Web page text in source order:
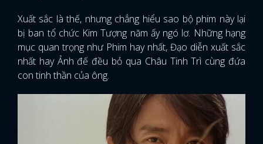
Xuất sắc là thế, nhưng chẳng hiểu sao bộ phim này lại
bị ban tổ chức Kim Tượng năm ấy ngó lơ. Những hạng
mục quan trọng như Phim hay nhất, Đạo diễn xuất sắc
nhất hay Ảnh đế đều bỏ qua Châu Tinh Trì cùng đứa
con tinh thần của ông.